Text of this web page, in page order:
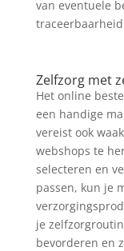
van eventuele
Zelfzorg met
Het online
een handige
vereist ook
webshops te
selecteren en
passen, kun je
je
bevorderen en